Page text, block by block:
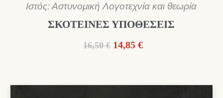
Ιστός: Αστυνομική Λογοτεχνία και θεωρία
ΣΚΟΤΕΙΝΕΣ ΥΠΟΘΕΣΕΙΣ
16,50 € Original
16,50 €.
14,85 €Η
είναι: